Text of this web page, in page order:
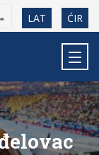
LAT ĆIR